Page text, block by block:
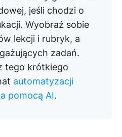
jeśli chodzi o
Wyobraź sobie
lekcji i rubryk, a
zadań.
tego krótkiego
automatyzacji
pomocą AI.